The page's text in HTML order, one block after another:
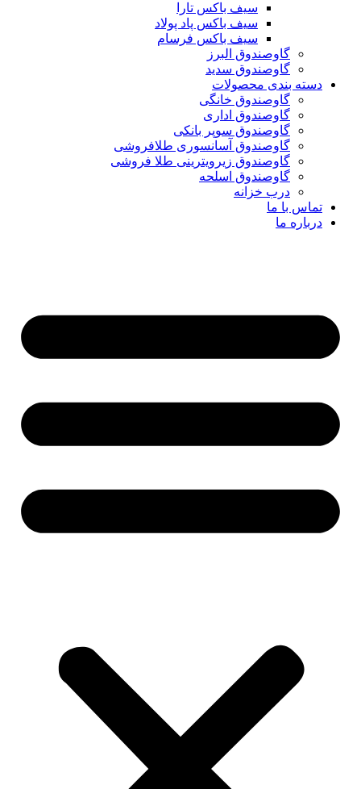
سیف باکس تارا
سیف باکس پاد پولاد
سیف باکس فرسام
گاوصندوق البرز
گاوصندوق سدید
دسته بندی محصولات
گاوصندوق خانگی
گاوصندوق اداری
گاوصندوق سوپر بانکی
گاوصندوق آسانسوری طلافروشی
گاوصندوق زیرویترینی طلا فروشی
گاوصندوق اسلحه
درب خزانه
تماس با ما
درباره ما